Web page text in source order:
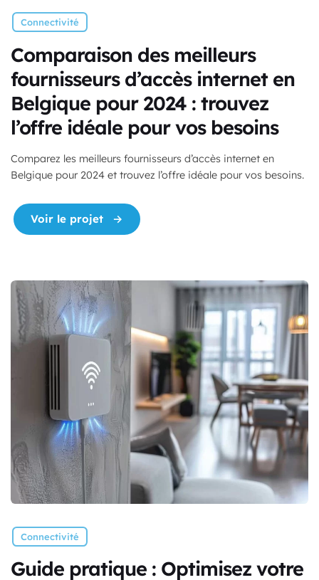
Comparaison des meilleurs
fournisseurs d’accès internet en
Belgique pour 2024 : trouvez
l’offre idéale pour vos besoins
Comparez les meilleurs fournisseurs d’accès internet en
Belgique pour 2024 et trouvez l’offre idéale pour vos besoins.
Voir le projet "Comparaison des meilleurs
→
Connectivité
Guide pratique : Optimisez votre
Connectivité